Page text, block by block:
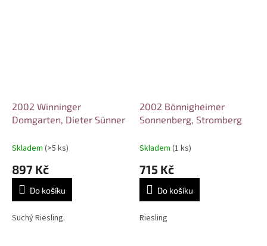
2002 Winninger
Domgarten, Dieter Sünner
Skladem (>5 ks)
897 Kč
Do košíku
Suchý Riesling.
2002 Bönnigheimer
Sonnenberg, Stromberg
Skladem (1 ks)
715 Kč
Do košíku
Riesling